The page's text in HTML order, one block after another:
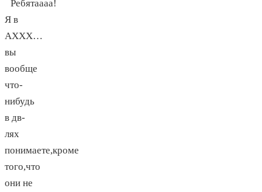
Ребятаааа!
Я в
АХХХ…
вы
вообще
что-
нибудь
в дв-
лях
понимаете,кроме
того,что
они не